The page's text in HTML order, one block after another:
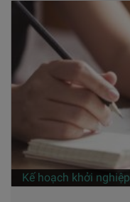
Kế hoạch khởi nghiệp